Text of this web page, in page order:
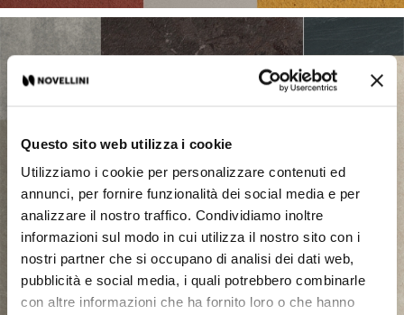
Questo sito web utilizza i cookie
Utilizziamo i cookie per personalizzare contenuti ed
annunci, per fornire funzionalità dei social media e per
analizzare il nostro traffico. Condividiamo inoltre
informazioni sul modo in cui utilizza il nostro sito con i
nostri partner che si occupano di analisi dei dati web,
pubblicità e social media, i quali potrebbero combinarle
con altre informazioni che ha fornito loro o che hanno